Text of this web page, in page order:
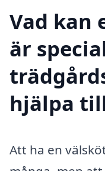
Vad kan
är
hjälpa
Att ha en